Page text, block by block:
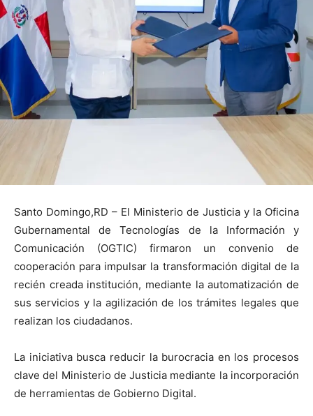
Santo Domingo,RD – El Ministerio de Justicia y la Oficina
Gubernamental de Tecnologías de la Información y
Comunicación (OGTIC) firmaron un convenio de
cooperación para impulsar la transformación digital de la
recién creada institución, mediante la automatización de
sus servicios y la agilización de los trámites legales que
realizan los ciudadanos.
La iniciativa busca reducir la burocracia en los procesos
clave del Ministerio de Justicia mediante la incorporación
de herramientas de Gobierno Digital.